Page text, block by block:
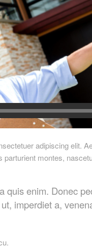
adipiscing elit.
parturient montes,
quis enim. Donec
imperdiet a,